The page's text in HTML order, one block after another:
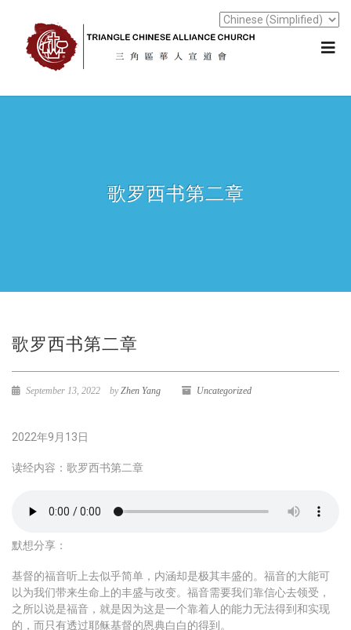
歌罗西书第二章
歌罗西书第二章
September 13, 2022 byZhen Yang Uncategorized
2022年9月13日
读经内容：歌罗西书第二章
默想分享：
基督的福音听上去似乎简单，内涵却是极其丰盛的。福音的大能可
以为我们带来生命上的丰盛与改变。福音需要我们靠信心去领受，
之所以说是福音，就是因为这是一个靠着人的能力无法得到和实现
的，而只有透过耶稣基督的恩典白白的得到。